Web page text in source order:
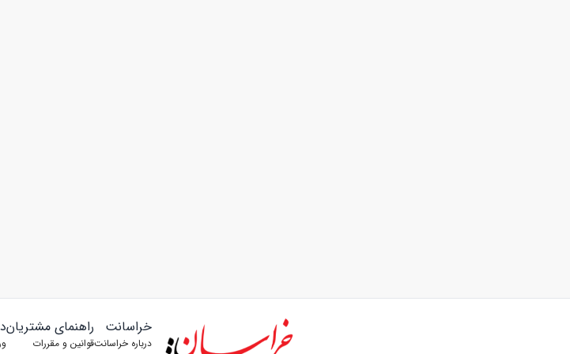
خراسانت
درباره خراسانت
راهنمای مشتریان
قوانین و مقررات